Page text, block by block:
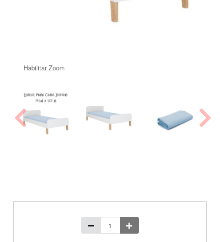
Habilitar Zoom